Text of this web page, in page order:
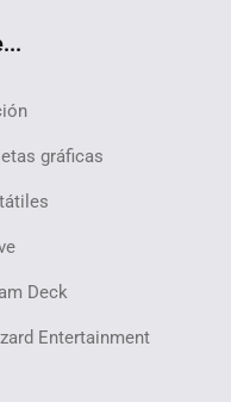
gráficas
Deck
Entertainment